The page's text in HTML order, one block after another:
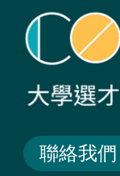
聯絡我們